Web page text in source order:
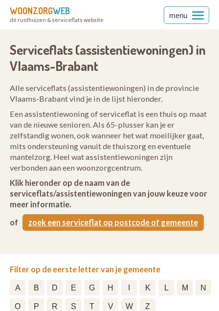
WOONZORGWEB
dé rusthuizen & serviceflats website
menu
Serviceflats (assistentiewoningen) in
Vlaams-Brabant
Alle serviceflats (assistentiewoningen) in de provincie
Vlaams-Brabant vind je in de lijst hieronder.
Een assistentiewoning of serviceflat is een thuis op maat
van de nieuwe senioren. Als 65-plusser kan je er
zelfstandig wonen, ook wanneer het wat moeilijker gaat,
mits ondersteuning vanuit de thuiszorg en eventuele
mantelzorg. Heel wat assistentiewoningen zijn
verbonden aan een woonzorgcentrum.
Klik hieronder op de naam van de
serviceflats/assistentiewoningen van jouw keuze voor
meer informatie.
of
zoek een serviceflat op postcode of gemeente
Filter op de eerste letter van je gemeente
A B D E G H I K L M N
O P R S T V W Z